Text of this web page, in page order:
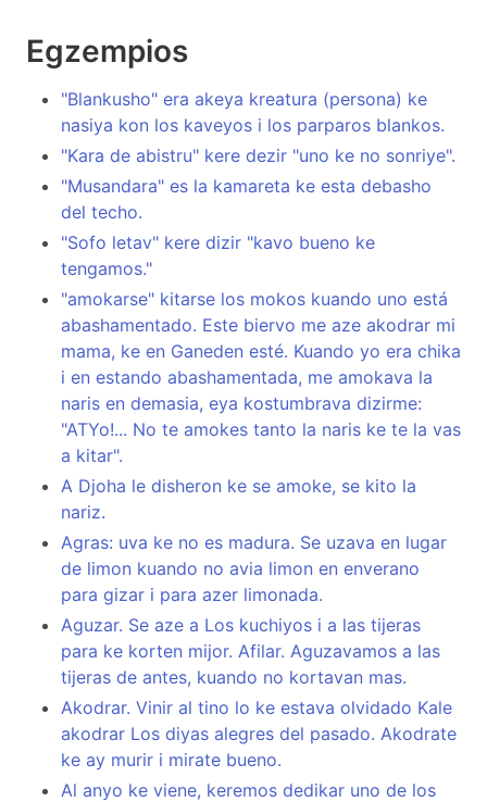
Egzempios
"Blankusho" era akeya kreatura (persona) ke
nasiya kon los kaveyos i los parparos blankos.
"Kara de abistru" kere dezir "uno ke no sonriye".
"Musandara" es la kamareta ke esta debasho
del techo.
"Sofo letav" kere dizir "kavo bueno ke
tengamos."
"amokarse" kitarse los mokos kuando uno está
abashamentado. Este biervo me aze akodrar mi
mama, ke en Ganeden esté. Kuando yo era chika
i en estando abashamentada, me amokava la
naris en demasia, eya kostumbrava dizirme:
"ATYo!... No te amokes tanto la naris ke te la vas
a kitar".
A Djoha le disheron ke se amoke, se kito la
nariz.
Agras: uva ke no es madura. Se uzava en lugar
de limon kuando no avia limon en enverano
para gizar i para azer limonada.
Aguzar. Se aze a Los kuchiyos i a las tijeras
para ke korten mijor. Afilar. Aguzavamos a las
tijeras de antes, kuando no kortavan mas.
Akodrar. Vinir al tino lo ke estava olvidado Kale
akodrar Los diyas alegres del pasado. Akodrate
ke ay murir i mirate bueno.
Al anyo ke viene, keremos dedikar uno de los